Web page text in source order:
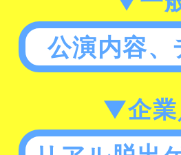
公演内容
▼企業